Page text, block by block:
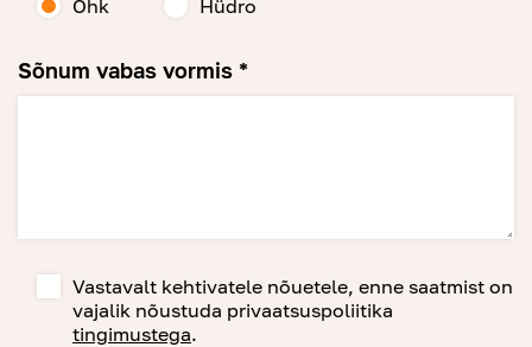
Õhk Hüdro
Sõnum vabas vormis *
Vastavalt kehtivatele nõuetele, enne saatmist on
vajalik nõustuda privaatsuspoliitika
tingimustega.